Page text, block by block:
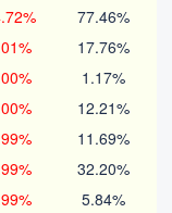
77.46%
17.76%
1.17%
12.21%
11.69%
32.20%
5.84%